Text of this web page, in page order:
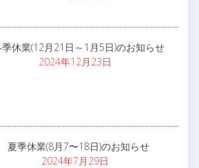
休業(12月21日～1月5日)のお知らせ
2024年12月23日
夏季休業(8月7〜18日)のお知らせ
2024年7月29日